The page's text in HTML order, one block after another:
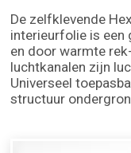
De zelfklevende
interieurfolie is een
en door warmte
luchtkanalen zijn
Universeel
structuur